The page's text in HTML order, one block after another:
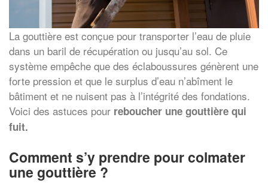
La gouttière est conçue pour transporter l’eau de pluie
dans un baril de récupération ou jusqu’au sol. Ce
système empêche que des éclaboussures génèrent une
forte pression et que le surplus d’eau n’abîment le
bâtiment et ne nuisent pas à l’intégrité des fondations.
Voici des astuces pour reboucher une gouttière qui
fuit.
Comment s’y prendre pour colmater
une gouttière ?